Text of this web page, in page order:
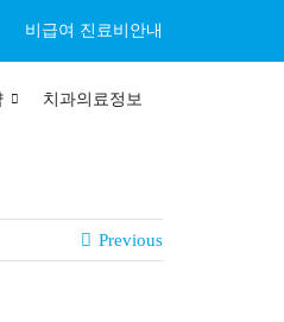
비급여 진료비안내
치과의료정보
Previous